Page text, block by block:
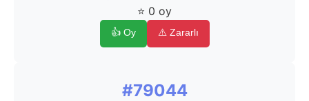
⭐ 0 oy
👍 Oy ⚠️ Zararlı
#79044